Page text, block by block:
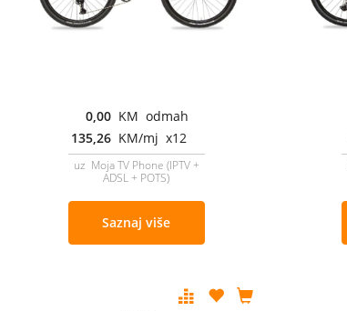
0,00 KM odmah
135,26 KM/mj x12
uz Moja TV Phone (IPTV +
ADSL + POTS)
Saznaj više